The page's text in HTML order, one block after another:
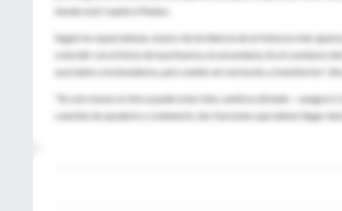
donde está", explica Madou.
Según los especialistas, el pico de incidencia de la fobia escolar
coincidir con el inicio de la primaria y la secundaria. En el comienzo
asociados a la inmadurez, pero suelen ser norma les y transitorios",
"En seis meses el chico puede estar bien, sentirse aliviado —asegura
cuestión de ayudarlo y contenerlo, dos funciones que deben llegar